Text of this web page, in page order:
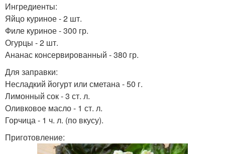
Ингредиенты:
Яйцо куриное - 2 шт.
Филе куриное - 300 гр.
Огурцы - 2 шт.
Ананас консервированный - 380 гр.
Для заправки:
Несладкий йогурт или сметана - 50 г.
Лимонный сок - 3 ст. л.
Оливковое масло - 1 ст. л.
Горчица - 1 ч. л. (по вкусу).
Приготовление: